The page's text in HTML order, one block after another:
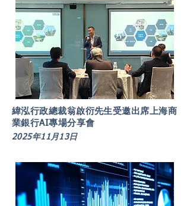
緯泓行政總裁翁啟衍先生受邀出席上海商
業銀行AI專場分享會
2025年11月13日